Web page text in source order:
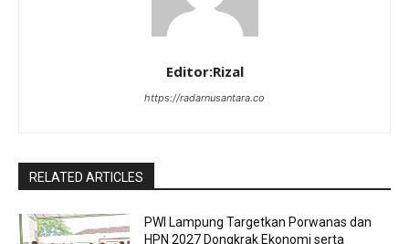
Editor:Rizal
https://radarnusantara.co
RELATED ARTICLES
PWI Lampung Targetkan Porwanas dan
HPN 2027 Dongkrak Ekonomi serta